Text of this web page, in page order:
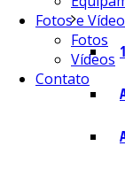
Fotos e
Fotos
Vídeos
Contato